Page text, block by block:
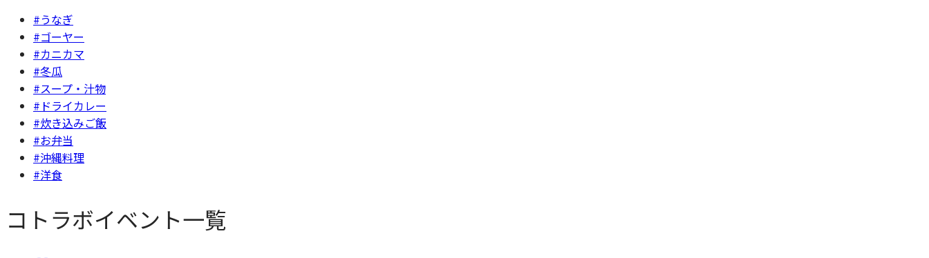
#うなぎ
#ゴーヤー
#カニカマ
#冬瓜
#スープ・汁物
#ドライカレー
#炊き込みご飯
#お弁当
#沖縄料理
#洋食
コトラボイベント一覧